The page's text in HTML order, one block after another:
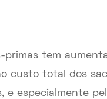
primas tem
custo total dos
especialmente